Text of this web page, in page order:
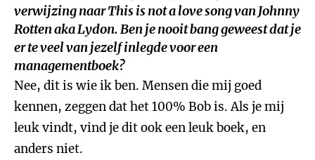
verwijzing naarThis is not a love songvan Johnny
Rotten aka Lydon. Ben je nooit bang geweest dat je
er te veel van jezelf inlegde voor een
managementboek?
Nee, dit is wie ik ben. Mensen die mij goed
kennen, zeggen dat het 100% Bob is. Als je mij
leuk vindt, vind je dit ook een leuk boek, en
anders niet.